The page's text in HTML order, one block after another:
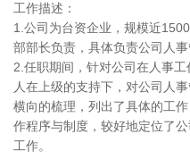
工作描述：
1.公司为台资企业，规模近
部部长负责，具体负责公司人事
2.任职期间，针对公司在人事
人在上级的支持下，对公司人
横向的梳理，列出了具体的工
作程序与制度，较好地定位了
工作。